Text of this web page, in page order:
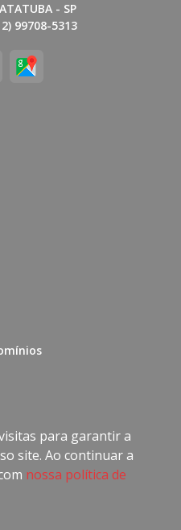
para garantir a
site. Ao continuar a
nossa política de
- SP
99708-5313